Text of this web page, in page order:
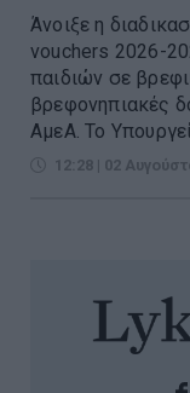
Άνοιξε η
vouchers 2026-
παιδιών σε
βρεφονηπιακές
ΑμεΑ. Το
12:28 | 02